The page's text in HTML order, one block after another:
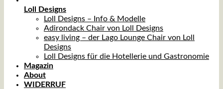
Loll Designs
Loll Designs – Info & Modelle
Adirondack Chair von Loll Designs
easy living – der Lago Lounge Chair von Loll
Designs
Loll Designs für die Hotellerie und Gastronomie
Magazin
About
WIDERRUF